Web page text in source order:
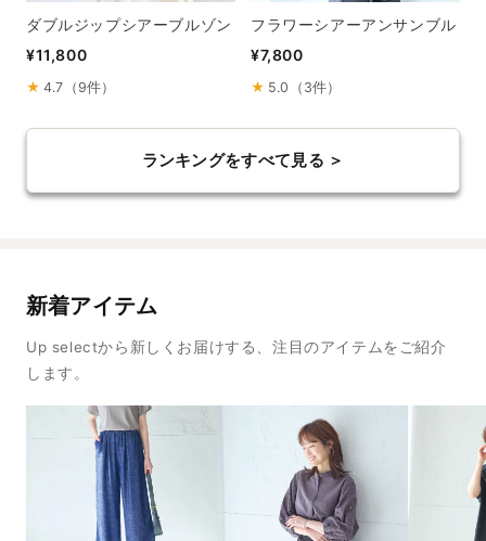
ダブルジップシアーブルゾン
¥11,800
★ 4.7（9件）
フラワーシアーアンサンブル
¥7,800
★ 5.0（3件）
ランキングをすべて見る ＞
新着アイテム
Up selectから新しくお届けする、注目のアイテムをご紹介
します。